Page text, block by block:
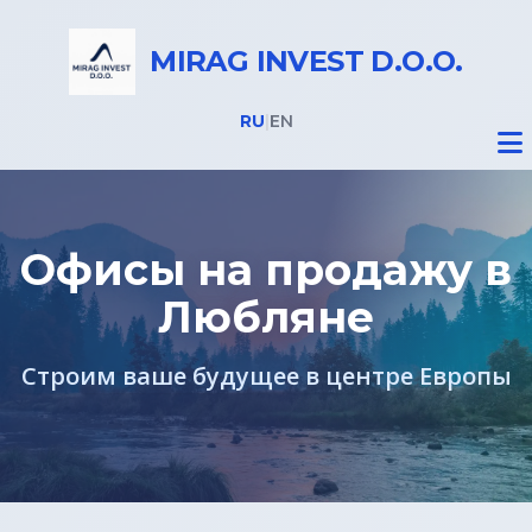
MIRAG INVEST D.O.O.
RU EN
Недвижимость
Все объекты
Недвижимость в Словении
Офисы на продажу в
Любляне
Строим ваше будущее в центре Европы